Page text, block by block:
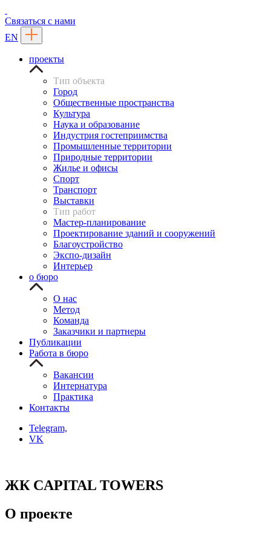
Связаться с нами
EN
проекты
Тип объекта
Город
Общественные пространства
Культура
Наука и образование
Индустрия гостеприимства
Промышленные территории
Природные территории
Жилье и офисы
Спорт
Транспорт
Выставки
Тип работ
Мастер-планирование
Проектирование зданий и сооружений
Благоустройство
Экспо-дизайн
Интерьер
о бюро
О нас
Метод
Команда
Заказчики и партнеры
Публикации
Работа в бюро
Вакансии
Интернатура
Практика
Контакты
Telegram,
VK
ЖК CAPITAL TOWERS
О проекте